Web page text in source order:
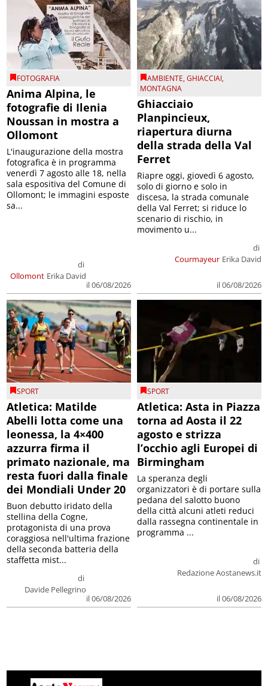
FOTOGRAFIA
Anima Alpina, le
fotografie di Ilenia
Noussan in mostra a
Ollomont
Ollomont
di
Erika David
il 06/08/2026
L'inaugurazione della mostra
fotografica è in programma
venerdì 7 agosto alle 18, nella
sala espositiva del Comune di
Ollomont; le immagini esposte
sa...
AMBIENTE,GHIACCIAI,
MONTAGNA
Ghiacciaio
Planpincieux,
riapertura diurna
della strada della Val
Ferret
Courmayeur
di
Erika David
il 06/08/2026
Riapre oggi, giovedì 6 agosto,
solo di giorno e solo in
discesa, la strada comunale
della Val Ferret; si riduce lo
scenario di rischio, in
movimento u...
SPORT
Atletica: Matilde
Abelli lotta come una
leonessa, la 4×400
azzurra firma il
primato nazionale, ma
resta fuori dalla finale
dei Mondiali Under 20
di
Davide Pellegrino
il 06/08/2026
Buon debutto iridato della
stellina della Cogne,
protagonista di una prova
coraggiosa nell'ultima frazione
della seconda batteria della
staffetta mist...
SPORT
Atletica: Asta in Piazza
torna ad Aosta il 22
agosto e strizza
l’occhio agli Europei di
Birmingham
di
Redazione Aostanews.it
il 06/08/2026
La speranza degli
organizzatori è di portare sulla
pedana del salotto buono
della città alcuni atleti reduci
dalla rassegna continentale in
programma ...